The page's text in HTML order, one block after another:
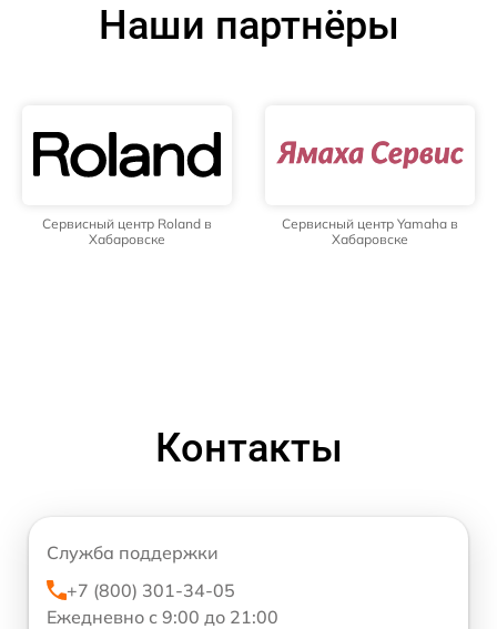
Наши партнёры
Сервисный центр Roland в
Хабаровске
Сервисный центр Yamaha в
Хабаровске
Контакты
Служба поддержки
+7 (800) 301-34-05
Ежедневно с 9:00 до 21:00